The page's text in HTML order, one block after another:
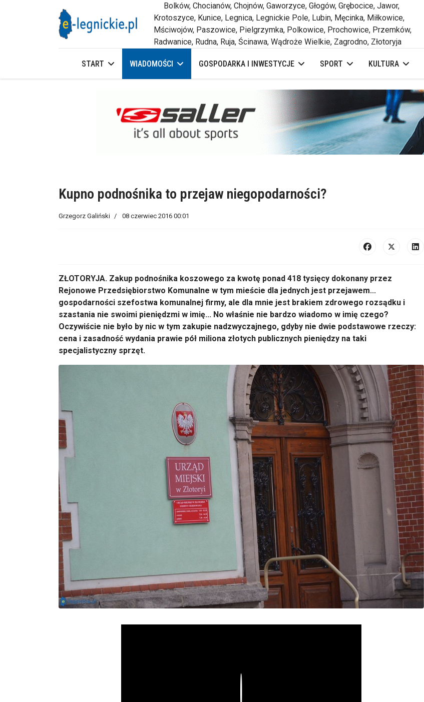
Bolków, Chocianów, Chojnów, Gaworzyce, Głogów, Grębocice, Jawor,
Krotoszyce, Kunice, Legnica, Legnickie Pole, Lubin, Męcinka, Miłkowice,
Mściwojów, Paszowice, Pielgrzymka, Polkowice, Prochowice, Przemków,
Radwanice, Rudna, Ruja, Ścinawa, Wądroże Wielkie, Zagrodno, Złotoryja
START WIADOMOŚCI GOSPODARKA I INWESTYCJE SPORT KULTURA
Kupno podnośnika to przejaw niegopodarności?
Grzegorz Galiński 08 czerwiec 2016 00:01
ZŁOTORYJA. Zakup podnośnika koszowego za kwotę ponad 418 tysięcy dokonany przez
Rejonowe Przedsiębiorstwo Komunalne w tym mieście dla jednych jest przejawem...
gospodarności szefostwa komunalnej firmy, ale dla mnie jest brakiem zdrowego rozsądku i
szastania nie swoimi pieniędzmi w imię... No właśnie nie bardzo wiadomo w imię czego?
Oczywiście nie było by nic w tym zakupie nadzwyczajnego, gdyby nie dwie podstawowe rzeczy:
cena i zasadność wydania prawie pół miliona złotych publicznych pieniędzy na taki
specjalistyczny sprzęt.